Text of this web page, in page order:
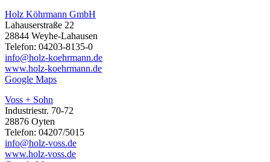
Holz Köhrmann GmbH
Lahauserstraße 22
28844 Weyhe-Lahausen
Telefon: 04203-8135-0
info@holz-koehrmann.de
www.holz-koehrmann.de
Google Maps
Voss + Sohn
Industriestr. 70-72
28876 Oyten
Telefon: 04207/5015
info@holz-voss.de
www.holz-voss.de